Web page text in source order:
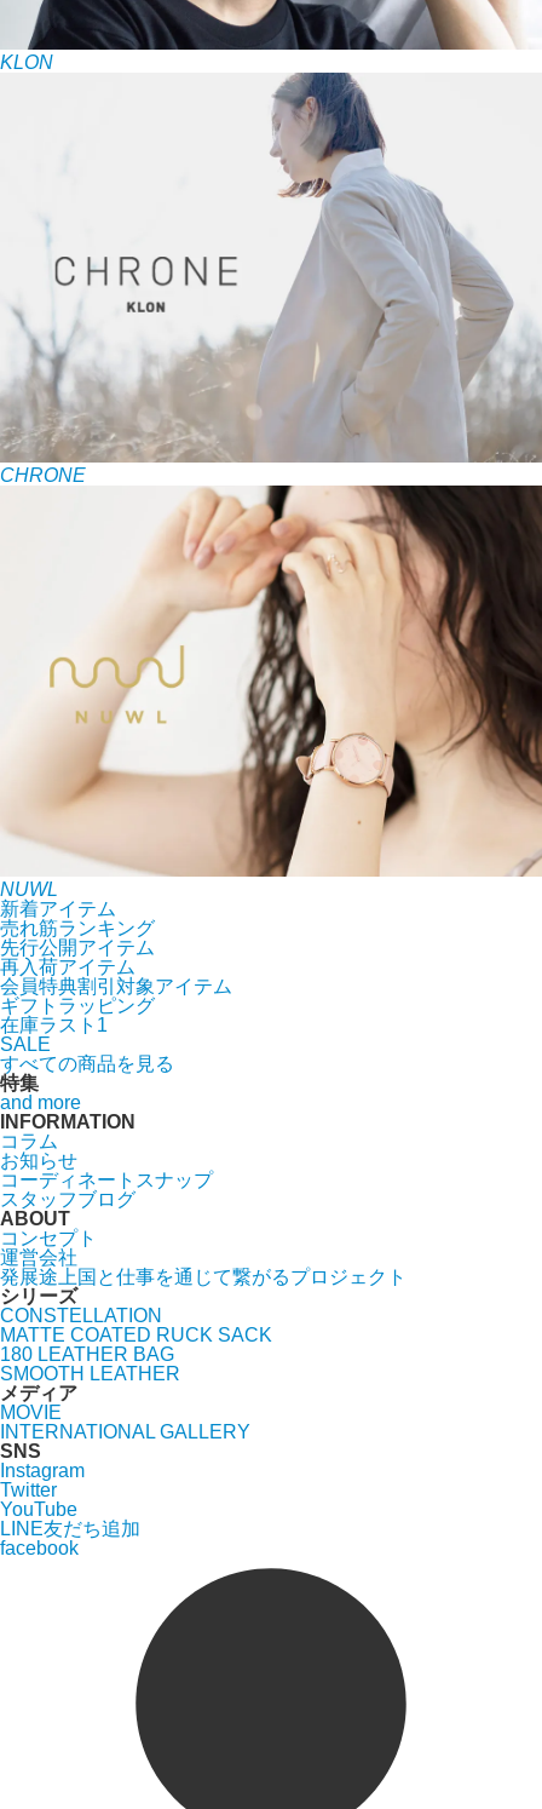
KLON
CHRONE
NUWL
新着アイテム
売れ筋ランキング
先行公開アイテム
再入荷アイテム
会員特典割引対象アイテム
ギフトラッピング
在庫ラスト1
SALE
すべての商品を見る
特集
and more
INFORMATION
コラム
お知らせ
コーディネートスナップ
スタッフブログ
ABOUT
コンセプト
運営会社
発展途上国と仕事を通じて繋がるプロジェクト
シリーズ
CONSTELLATION
MATTE COATED RUCK SACK
180 LEATHER BAG
SMOOTH LEATHER
メディア
MOVIE
INTERNATIONAL GALLERY
SNS
Instagram
Twitter
YouTube
LINE友だち追加
facebook